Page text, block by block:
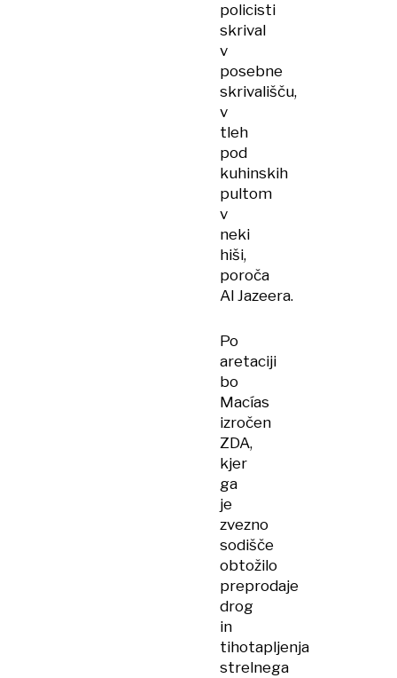
policisti
skrival
v
posebne
skrivališču,
v
tleh
pod
kuhinskih
pultom
v
neki
hiši,
poroča
Al Jazeera.
Po
aretaciji
bo
Macías
izročen
ZDA,
kjer
ga
je
zvezno
sodišče
obtožilo
preprodaje
drog
in
tihotapljenja
strelnega